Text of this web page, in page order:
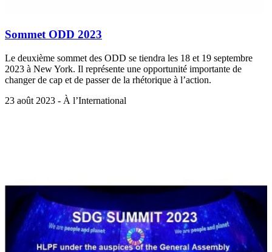
Sommet ODD 2023
Le deuxième sommet des ODD se tiendra les 18 et 19 septembre
2023 à New York. Il représente une opportunité importante de
changer de cap et de passer de la rhétorique à l’action.
23 août 2023 - À l’International